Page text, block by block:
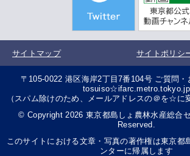
サイトマップ サイトポリシ
〒105-0022 港区海岸2丁目7番104号 ご質問・
tosuiso☆ifarc.metro.tokyo.jp
（スパム除けのため、メールアドレスの＠を☆に
© Copyright 2026 東京都島しょ農林水産総合
Reserved.
このサイトにおける文章・写真の著作権は東京都
ンターに帰属します